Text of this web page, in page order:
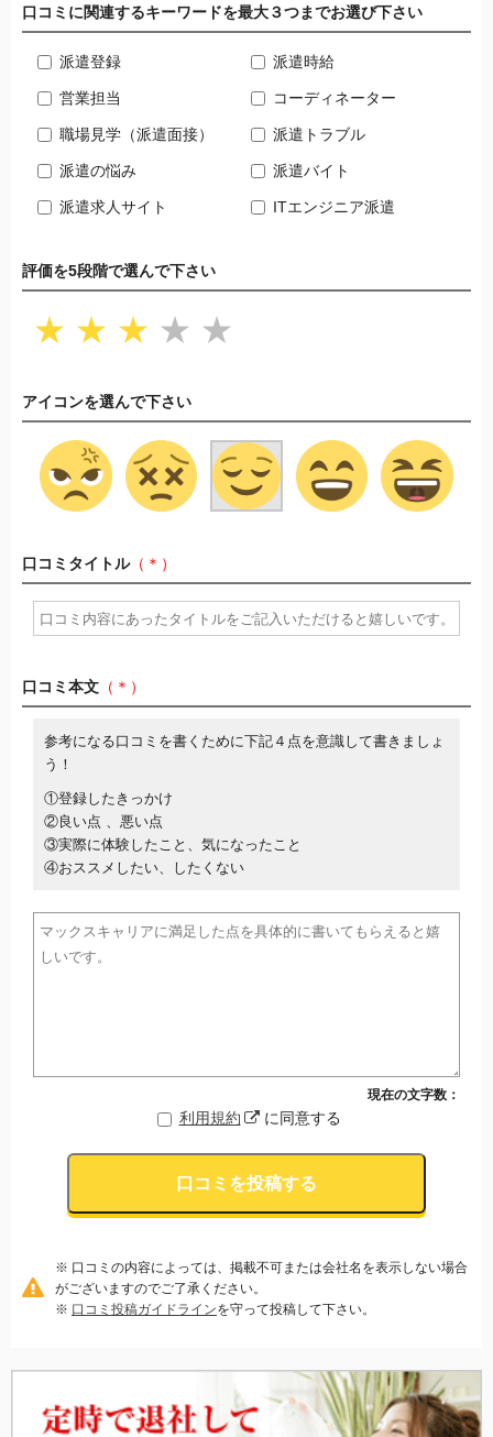
口コミに関連するキーワードを最大３つまでお選び下さい
派遣登録 派遣時給
営業担当 コーディネーター
職場見学（派遣面接） 派遣トラブル
派遣の悩み 派遣バイト
派遣求人サイト ITエンジニア派遣
評価を5段階で選んで下さい
★ ★ ★ ★ ★
アイコンを選んで下さい
口コミタイトル（＊）
口コミ本文 （＊）
参考になる口コミを書くために下記４点を意識して書きましょ
う！
①登録したきっかけ
②良い点 、悪い点
③実際に体験したこと、気になったこと
④おススメしたい、したくない
現在の文字数：
利用規約 に同意する
口コミを投稿する
※ 口コミの内容によっては、掲載不可または会社名を表示しない場合
がございますのでご了承ください。
※ 口コミ投稿ガイドラインを守って投稿して下さい。